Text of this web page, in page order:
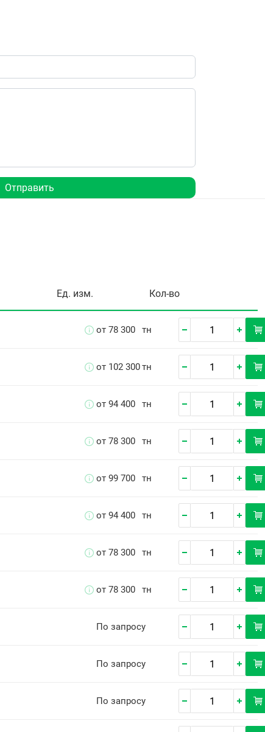
Отправить
Ед. изм. Кол-во
от 78 300 тн
от 102 300тн
от 94 400 тн
от 78 300 тн
от 99 700 тн
от 94 400 тн
от 78 300 тн
от 78 300 тн
По запросу
По запросу
По запросу